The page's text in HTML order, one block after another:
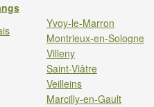
Yvoy-le-Marron
Montrieux-en-Sologne
Villeny
Saint-Viâtre
Veilleins
Marcilly-en-Gault